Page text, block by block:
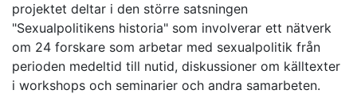
projektet deltar i den större satsningen
"Sexualpolitikens historia" som involverar ett nätverk
om 24 forskare som arbetar med sexualpolitik från
perioden medeltid till nutid, diskussioner om källtexter
i workshops och seminarier och andra samarbeten.